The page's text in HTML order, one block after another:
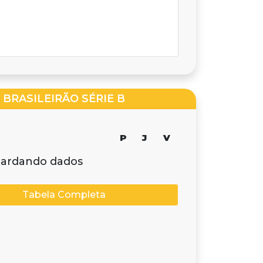
BRASILEIRÃO SÉRIE B
P J V
dados
Tabela Completa